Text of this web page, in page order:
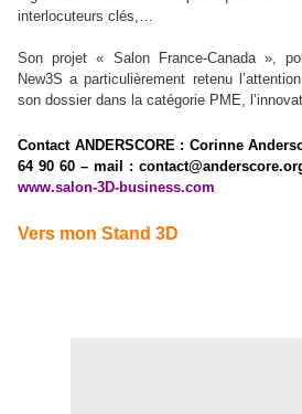
interlocuteurs clés,…
Son projet « Salon France-Canada »,
New3S a particulièrement retenu
son dossier dans la catégorie PME,
Contact ANDERSCORE : Corinne
64 90 60 – mail :
www.salon-3D-business.com
Vers mon Stand 3D